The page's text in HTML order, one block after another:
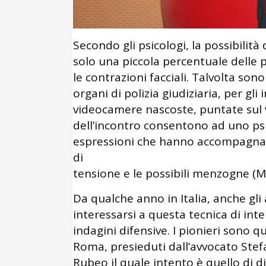
Secondo gli psicologi, la
solo una piccola percentuale delle
le contrazioni facciali. Talvolta
organi di polizia giudiziaria, per
videocamere nascoste, puntate
dell’incontro consentono ad uno
espressioni che hanno
di
tensione e le possibili menzogne
Da qualche anno in Italia, anche
interessarsi a questa tecnica di
indagini difensive. I pionieri sono
Roma, presieduti dall’avvocato
Rubeo il quale intento è quello di